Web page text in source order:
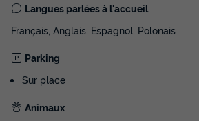
Langues parlées à l'accueil
Français, Anglais, Espagnol, Polonais
Parking
Sur place
Animaux